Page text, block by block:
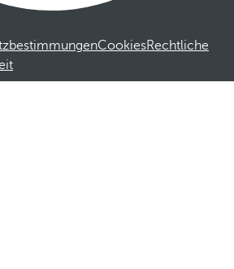
CookiesRechtliche